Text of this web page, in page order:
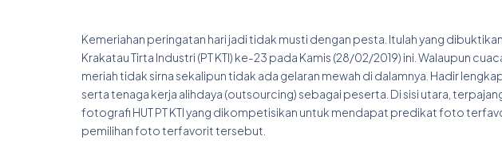
Kemeriahan peringatan hari jadi tidak musti dengan pesta. Itulah yang
Krakatau Tirta Industri (PT KTI) ke-23 pada Kamis (28/02/2019) ini. Walaupun
meriah tidak sirna sekalipun tidak ada gelaran mewah di dalamnya. Hadir
serta tenaga kerja alihdaya (outsourcing) sebagai peserta. Di sisi utara,
fotografi HUT PT KTI yang dikompetisikan untuk mendapat predikat foto
pemilihan foto terfavorit tersebut.